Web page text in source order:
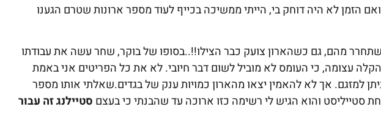
לפה, היינו כ 4 שעות ואם הזמן לא היה דוחק בי, הייתי ממשיכה בכייף לעוד מספר ארונות שטרם הגענו
מהם, גם כשהארון צועק כבר הצילו!!..בסופו של בוקר, שחר עשה את עבודתו
עצומה, כי העומס לא מוביל לשום דבר חיובי. לא את כל הפריטים אני באמת
למזגם. אך לא להאמין יצאו מהארון כמויות ענק של בגדים.שאלתי אותו מספר
סטייליסט והוא הגיש לי רשימה כזו ארוכה עד שהבנתי כי בעצם סטיילנג זה עבור